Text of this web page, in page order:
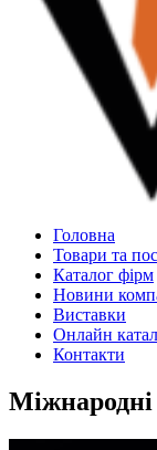
Головна
Товари та
Каталог фірм
Новини
Виставки
Онлайн
Контакти
Міжнародні